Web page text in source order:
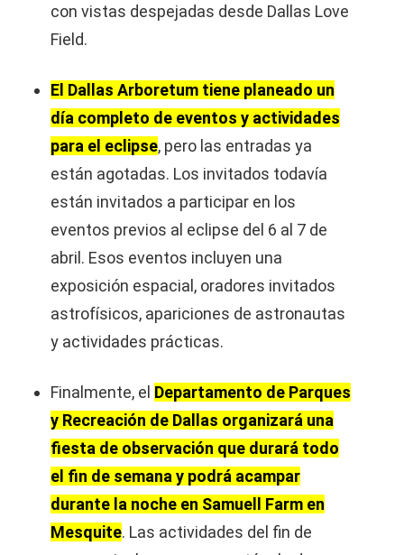
con vistas despejadas desde Dallas Love
Field.
El Dallas Arboretum tiene planeado un
día completo de eventos y actividades
para el eclipse, pero las entradas ya
están agotadas. Los invitados todavía
están invitados a participar en los
eventos previos al eclipse del 6 al 7 de
abril. Esos eventos incluyen una
exposición espacial, oradores invitados
astrofísicos, apariciones de astronautas
y actividades prácticas.
Finalmente, el Departamento de Parques
y Recreación de Dallas organizará una
fiesta de observación que durará todo
el fin de semana y podrá acampar
durante la noche en Samuell Farm en
Mesquite. Las actividades del fin de